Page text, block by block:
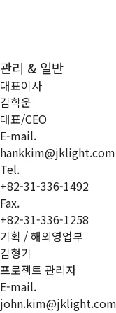
관리 & 일반
대표이사
김학운
대표/CEO
E-mail.
hankkim@jklight.com
Tel.
+82-31-336-1492
Fax.
+82-31-336-1258
기획 / 해외영업부
김형기
프로젝트 관리자
E-mail.
john.kim@jklight.com